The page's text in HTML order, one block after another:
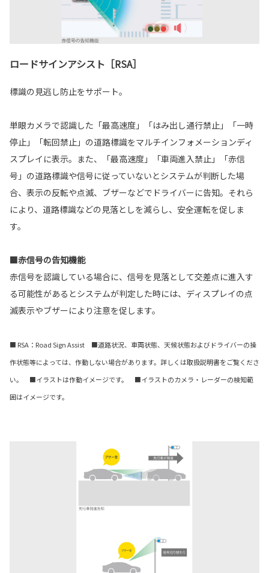
ロードサインアシスト［RSA］
標識の見逃し防止をサポート。
単眼カメラで認識した「最高速度」「はみ出し通行禁止」「一時
停止」「転回禁止」の道路標識をマルチインフォメーションディ
スプレイに表示。また、「最高速度」「車両進入禁止」「赤信
号」の道路標識や信号に従っていないとシステムが判断した場
合、表示の反転や点滅、ブザーなどでドライバーに告知。それら
により、道路標識などの見落としを減らし、安全運転を促しま
す。
■赤信号の告知機能
赤信号を認識している場合に、信号を見落として交差点に進入す
る可能性があるとシステムが判定した時には、ディスプレイの点
滅表示やブザーにより注意を促します。
■ RSA：Road Sign Assist ■道路状況、車両状態、天候状態およびドライバーの操
作状態等によっては、作動しない場合があります。詳しくは取扱説明書をご覧くださ
い。 ■イラストは作動イメージです。 ■イラストのカメラ・レーダーの検知範
囲はイメージです。